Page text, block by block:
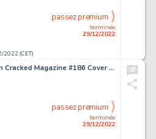
2022 (CET)
terminée
29/12/2022
passez premium
John Severin Cracked Magazine #186 Cover Original Art and Reading Copy of the Published Issue Group of 2 (Major Ma... (Total: 2 Original Art)
terminée
29/12/2022
passez premium